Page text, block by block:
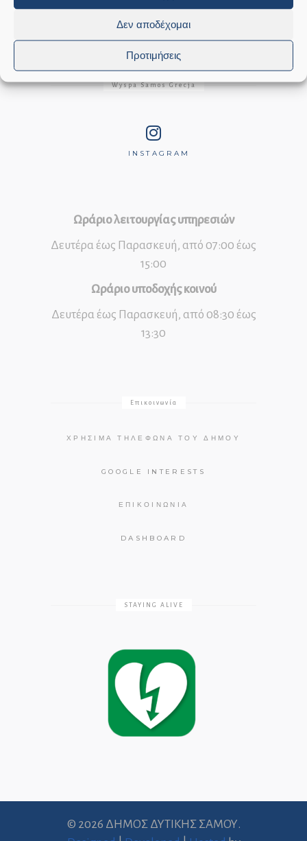
Δεν αποδέχομαι
Προτιμήσεις
FACEBOOKINSTAGRAM
Wyspa Samos Grecja
INSTAGRAM
Ωράριο λειτουργίας υπηρεσιών
Δευτέρα έως Παρασκευή, από 07:00 έως
15:00
Ωράριο υποδοχής κοινού
Δευτέρα έως Παρασκευή, από 08:30 έως
13:30
Επικοινωνία
ΧΡΉΣΙΜΑ ΤΗΛΈΦΩΝΑ ΤΟΥ ΔΉΜΟΥ
GOOGLE INTERESTS
ΕΠΙΚΟΙΝΩΝΊΑ
DASHBOARD
STAYING ALIVE
© 2026 ΔΗΜΟΣ ΔΥΤΙΚΗΣ ΣΑΜΟΥ.